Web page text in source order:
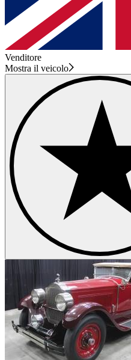
Venditore
Mostra il veicolo